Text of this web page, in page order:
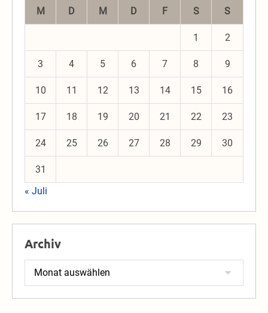
M
D M D F S S
1 2
3 4 5 6 7 8 9
10 11 12 13 14 15 16
17 18 19 20 21 22 23
24 25 26 27 28 29 30
31
« Juli
Archiv
Archiv